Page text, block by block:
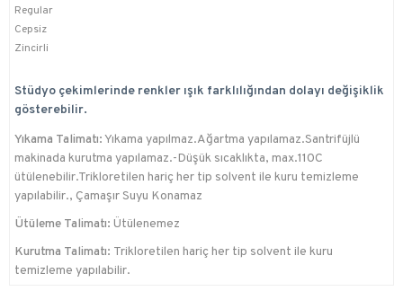
Regular
Cepsiz
Zincirli
Stüdyo çekimlerinde renkler ışık farklılığından dolayı değişiklik
gösterebilir.
Yıkama Talimatı:Yıkama yapılmaz.Ağartma yapılamaz.Santrifüjlü
makinada kurutma yapılamaz.-Düşük sıcaklıkta, max.110C
ütülenebilir.Trikloretilen hariç her tip solvent ile kuru temizleme
yapılabilir., Çamaşır Suyu Konamaz
Ütüleme Talimatı: Ütülenemez
Kurutma Talimatı: Trikloretilen hariç her tip solvent ile kuru
temizleme yapılabilir.